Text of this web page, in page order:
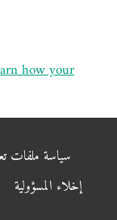
how your
سياسة ملفات
إخلاء المسؤولية